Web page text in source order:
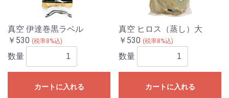
真空 伊達巻黒ラベル
￥530 (税率8%込)
数量
カートに入れる
真空 ヒロス（蒸し）大
￥530 (税率8%込)
数量
カートに入れる